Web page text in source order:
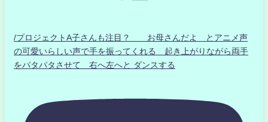
/プロジェクトA子さんも注目？ お母さんだよ とアニメ声
の可愛いらしい声で手を振ってくれる 起き上がりながら両手
をパタパタさせて 右へ左へと ダンスする